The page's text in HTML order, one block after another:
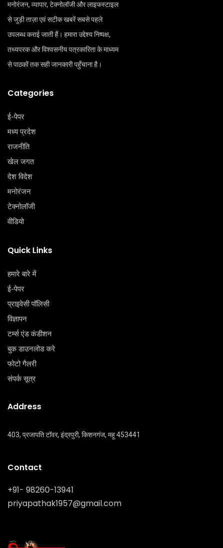
मनोरंजन, व्यापार, टेक्नोलॉजी और लाइफस्टाइल
से जुड़ी ताज़ा एवं सटीक खबरें सबसे पहले
उपलब्ध कराई जाती हैं। हमारा उद्देश्य निष्पक्ष,
तथ्यपरक और विश्वसनीय पत्रकारिता के माध्यम
से पाठकों तक सही जानकारी पहुँचाना है।
Categories
ई-पेपर
मध्य प्रदेश
राजनीति
खेल जगत
देश विदेश
मनोरंजन
टेक्‍नोलॉजी
वीडियो
Quick Links
हमारे बारे में
ई-पेपर
प्राइवेसी पॉलिसी
विज्ञापन
टर्म्स एंड कंडीशन
बुक डाउनलोड करे
फोटो गैलरी
संपर्क सूत्र
Address
403, प्रजापति टॉवर, इंद्रपुरी, किशनगंज, महू 453441
Contact
+91- 98260-13941
priyapathak1957@gmail.com